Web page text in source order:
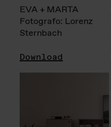
EVA + MARTA
Fotografo: Lorenz
Sternbach
Download